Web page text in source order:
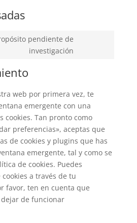
pendiente de
investigación
web por primera vez, te
emergente con una
cookies. Tan pronto como
preferencias», aceptas que
de cookies y plugins que has
emergente, tal y como se
de cookies. Puedes
a través de tu
favor, ten en cuenta que
de funcionar